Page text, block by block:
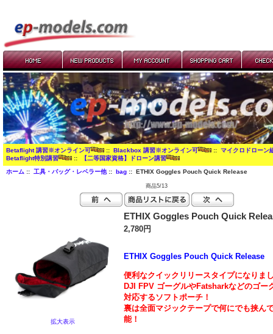
Betaflight 講習※オンライン可 :: Blackbox 講習※オンライン可 :: マイクロドローン
Betaflight特別講習
:: 【二等国家資格】ドローン講習
ホーム:: 工具・バッグ・レベラー他:: bag:: ETHIX Goggles Pouch Quick Release
商品5/13
拡大表示
ETHIX Goggles Pouch Quick
2,780円
ETHIX Goggles Pouch Quick Release
便利なクイックリリースタイプになりま
DJI FPV ゴーグルやFatsharkなどのゴー
対応するソフトポーチ！
裏は全面マジックテープで何にでも挟ん
能！